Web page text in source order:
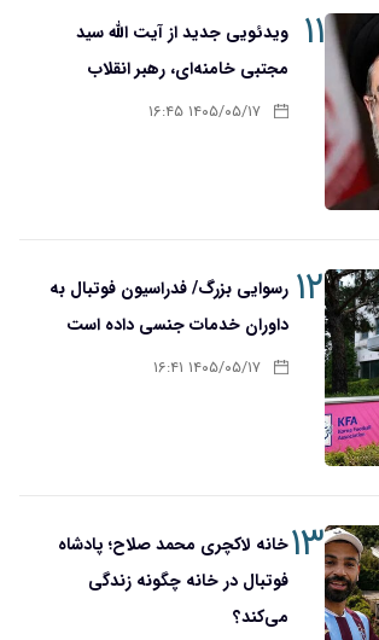
۱۱
ویدئویی جدید از آیت الله سید
مجتبی خامنه‌ای، رهبر انقلاب
۱۴۰۵/۰۵/۱۷ ۱۶:۴۵
۱۲ رسوایی بزرگ/ فدراسیون فوتبال به
داوران خدمات جنسی داده است
۱۴۰۵/۰۵/۱۷ ۱۶:۴۱
۱۳خانه لاکچری محمد صلاح؛ پادشاه
فوتبال در خانه چگونه زندگی
می‌کند؟